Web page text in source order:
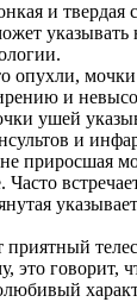
и твердая
опухли,
и
ушей
и
приросшая
Часто
приятный
это говорит,